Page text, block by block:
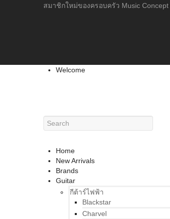
สมาชิกใหม่ของครอบครัว Music Concept
Welcome
Home
New Arrivals
Brands
Guitar
กีต้าร์ไฟฟ้า
Blackstar
Charvel